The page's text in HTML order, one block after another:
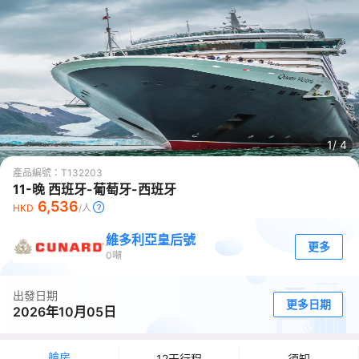
1/4
產品編號： T132203
11-晚 西班牙-葡萄牙-西班牙
HKD 6,536/人
維多利亞皇后號
0噸
更多
出發日期
2026年10月05日 更多日期